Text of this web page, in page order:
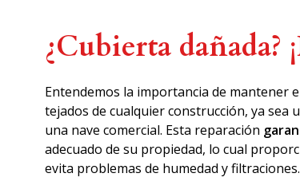
¿Cubierta dañada?
Entendemos la importancia de mantener
tejados de cualquier construcción, ya sea
una nave comercial. Esta reparación
adecuado de su propiedad, lo cual
evita problemas de humedad y filtraciones.